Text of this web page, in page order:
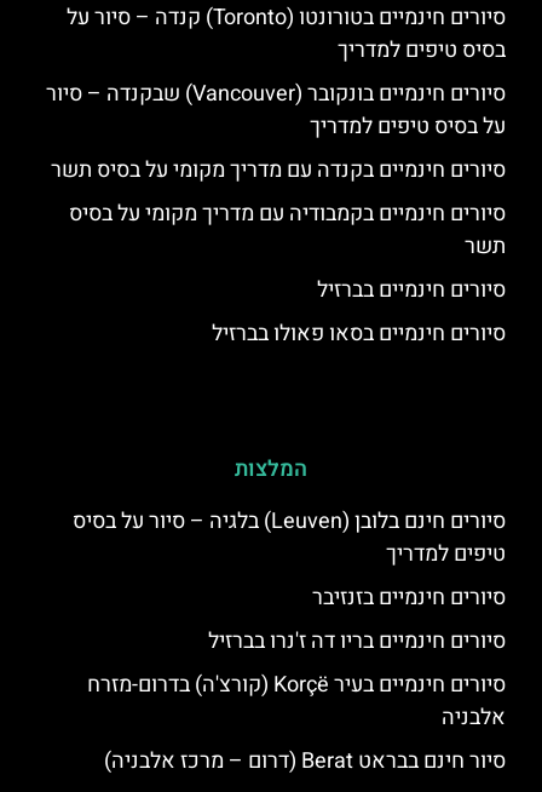
סיורים חינמיים בטורונטו (Toronto) קנדה – סיור על
בסיס טיפים למדריך
סיורים חינמיים בונקובר (Vancouver) שבקנדה – סיור
על בסיס טיפים למדריך
סיורים חינמיים בקנדה עם מדריך מקומי על בסיס תשר
סיורים חינמיים בקמבודיה עם מדריך מקומי על בסיס
תשר
סיורים חינמיים בברזיל
סיורים חינמיים בסאו פאולו בברזיל
המלצות
סיורים חינם בלובן (Leuven) בלגיה – סיור על בסיס
טיפים למדריך
סיורים חינמיים בזנזיבר
סיורים חינמיים בריו דה ז'נרו בברזיל
סיורים חינמיים בעיר Korçë (קורצ'ה) בדרום-מזרח
אלבניה
סיור חינם בבראט Berat (דרום – מרכז אלבניה)